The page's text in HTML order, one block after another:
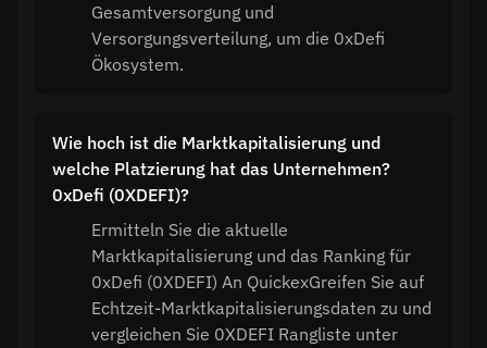
Gesamtversorgung und
Versorgungsverteilung, um die 0xDefi
Ökosystem.
Wie hoch ist die Marktkapitalisierung und
welche Platzierung hat das Unternehmen?
0xDefi (0XDEFI)?
Ermitteln Sie die aktuelle
Marktkapitalisierung und das Ranking für
0xDefi (0XDEFI) An QuickexGreifen Sie auf
Echtzeit-Marktkapitalisierungsdaten zu und
vergleichen Sie 0XDEFI Rangliste unter